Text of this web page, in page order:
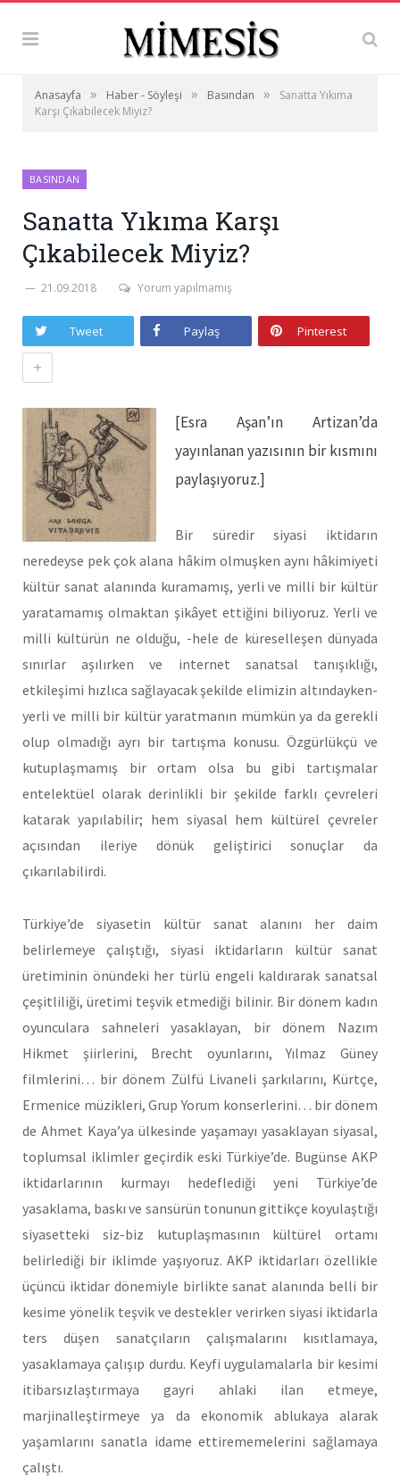
Anasayfa » Haber - Söyleşi » Basından »
Sanatta Yıkıma
Karşı Çıkabilecek Miyiz?
BASINDAN
Sanatta Yıkıma Karşı
Çıkabilecek Miyiz?
21.09.2018 Yorum yapılmamış
Tweet Paylaş Pinterest
+
[Esra Aşan’ın Artizan’da
yayınlanan yazısının bir kısmını
paylaşıyoruz.]
Bir süredir siyasi iktidarın
neredeyse pek çok alana hâkim olmuşken aynı hâkimiyeti
kültür sanat alanında kuramamış, yerli ve milli bir kültür
yaratamamış olmaktan şikâyet ettiğini biliyoruz. Yerli ve
milli kültürün ne olduğu, -hele de küreselleşen dünyada
sınırlar aşılırken ve internet sanatsal tanışıklığı,
etkileşimi hızlıca sağlayacak şekilde elimizin altındayken-
yerli ve milli bir kültür yaratmanın mümkün ya da gerekli
olup olmadığı ayrı bir tartışma konusu. Özgürlükçü ve
kutuplaşmamış bir ortam olsa bu gibi tartışmalar
entelektüel olarak derinlikli bir şekilde farklı çevreleri
katarak yapılabilir; hem siyasal hem kültürel çevreler
açısından ileriye dönük geliştirici sonuçlar da
çıkarılabilirdi.
Türkiye’de siyasetin kültür sanat alanını her daim
belirlemeye çalıştığı, siyasi iktidarların kültür sanat
üretiminin önündeki her türlü engeli kaldırarak sanatsal
çeşitliliği, üretimi teşvik etmediği bilinir. Bir dönem kadın
oyunculara sahneleri yasaklayan, bir dönem Nazım
Hikmet şiirlerini, Brecht oyunlarını, Yılmaz Güney
filmlerini… bir dönem Zülfü Livaneli şarkılarını, Kürtçe,
Ermenice müzikleri, Grup Yorum konserlerini… bir dönem
de Ahmet Kaya’ya ülkesinde yaşamayı yasaklayan siyasal,
toplumsal iklimler geçirdik eski Türkiye’de. Bugünse AKP
iktidarlarının kurmayı hedeflediği yeni Türkiye’de
yasaklama, baskı ve sansürün tonunun gittikçe koyulaştığı
siyasetteki siz-biz kutuplaşmasının kültürel ortamı
belirlediği bir iklimde yaşıyoruz. AKP iktidarları özellikle
üçüncü iktidar dönemiyle birlikte sanat alanında belli bir
kesime yönelik teşvik ve destekler verirken siyasi iktidarla
ters düşen sanatçıların çalışmalarını kısıtlamaya,
yasaklamaya çalışıp durdu. Keyfi uygulamalarla bir kesimi
itibarsızlaştırmaya gayri ahlaki ilan etmeye,
marjinalleştirmeye ya da ekonomik ablukaya alarak
yaşamlarını sanatla idame ettirememelerini sağlamaya
çalıştı.